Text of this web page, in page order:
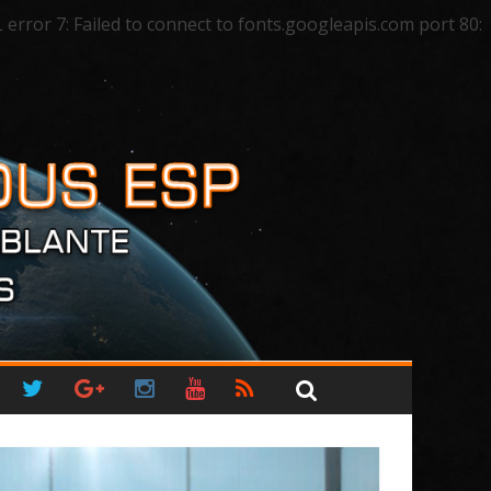
7: Failed to connect to fonts.googleapis.com port 80: